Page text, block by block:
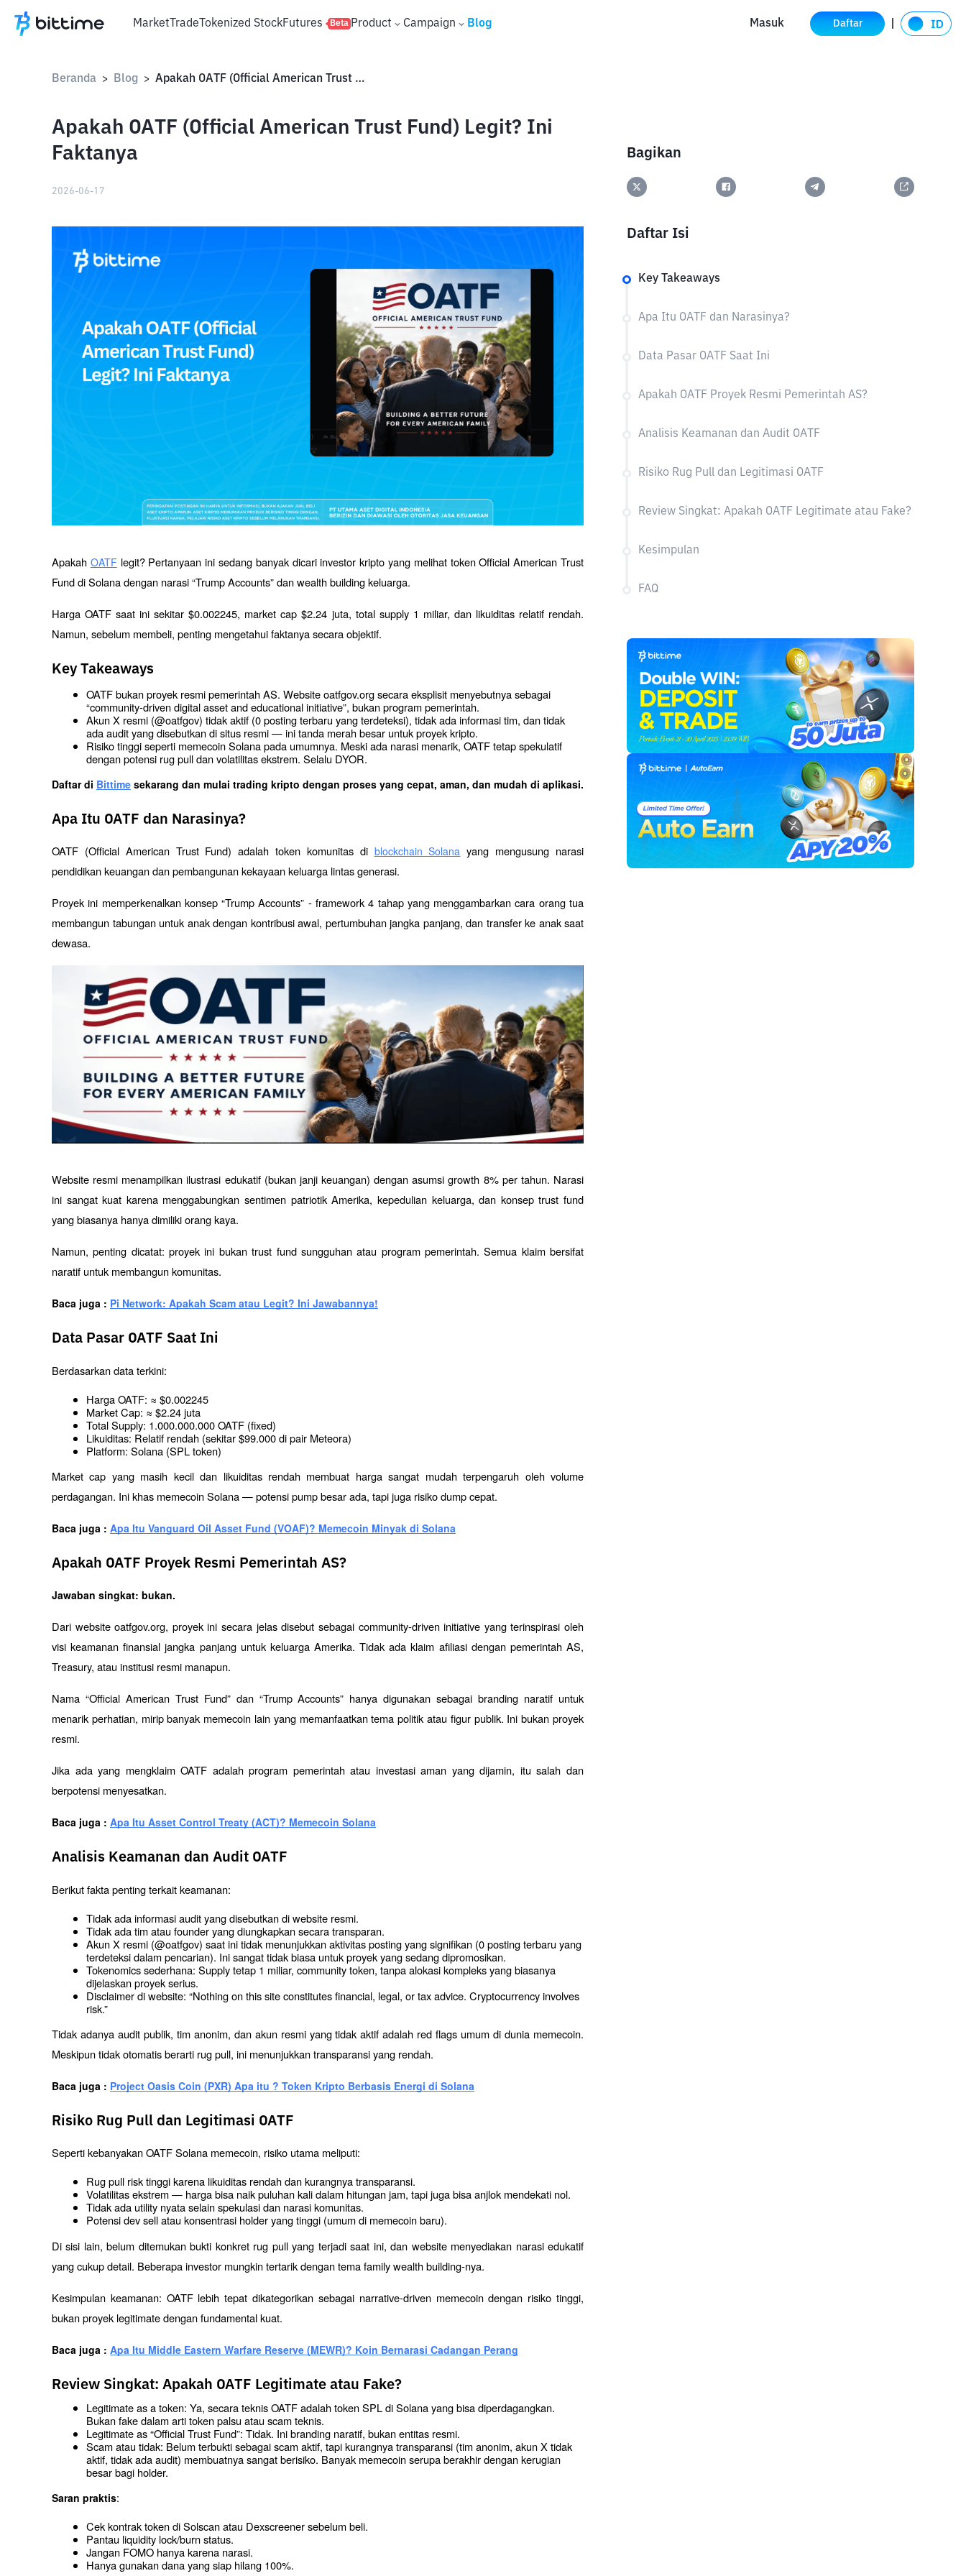
MarketTradeTokenized StockFutures Beta Product Campaign Blog Masuk Daftar
Beranda > Blog > Apakah OATF (Official American Trust Fund) Legit? Ini Faktanya
Apakah OATF (Official American Trust Fund) Legit? Ini
Faktanya
2026-06-17
Apakah OATF legit? Pertanyaan ini sedang banyak dicari investor kripto yang melihat token Official American Trust
Fund di Solana dengan narasi “Trump Accounts” dan wealth building keluarga.
Harga OATF saat ini sekitar $0.002245, market cap $2.24 juta, total supply 1 miliar, dan likuiditas relatif rendah.
Namun, sebelum membeli, penting mengetahui faktanya secara objektif.
Key Takeaways
OATF bukan proyek resmi pemerintah AS. Website oatfgov.org secara eksplisit menyebutnya sebagai
“community-driven digital asset and educational initiative”, bukan program pemerintah.
Akun X resmi (@oatfgov) tidak aktif (0 posting terbaru yang terdeteksi), tidak ada informasi tim, dan tidak
ada audit yang disebutkan di situs resmi — ini tanda merah besar untuk proyek kripto.
Risiko tinggi seperti memecoin Solana pada umumnya. Meski ada narasi menarik, OATF tetap spekulatif
dengan potensi rug pull dan volatilitas ekstrem. Selalu DYOR.
Daftar di Bittime sekarang dan mulai trading kripto dengan proses yang cepat, aman, dan mudah di aplikasi.
Apa Itu OATF dan Narasinya?
OATF (Official American Trust Fund) adalah token komunitas di blockchain Solana yang mengusung narasi
pendidikan keuangan dan pembangunan kekayaan keluarga lintas generasi.
Proyek ini memperkenalkan konsep “Trump Accounts” - framework 4 tahap yang menggambarkan cara orang tua
membangun tabungan untuk anak dengan kontribusi awal, pertumbuhan jangka panjang, dan transfer ke anak saat
dewasa.
Website resmi menampilkan ilustrasi edukatif (bukan janji keuangan) dengan asumsi growth 8% per tahun. Narasi
ini sangat kuat karena menggabungkan sentimen patriotik Amerika, kepedulian keluarga, dan konsep trust fund
yang biasanya hanya dimiliki orang kaya.
Namun, penting dicatat: proyek ini bukan trust fund sungguhan atau program pemerintah. Semua klaim bersifat
naratif untuk membangun komunitas.
Baca juga : Pi Network: Apakah Scam atau Legit? Ini Jawabannya!
Data Pasar OATF Saat Ini
Berdasarkan data terkini:
Harga OATF: ≈ $0.002245
Market Cap: ≈ $2.24 juta
Total Supply: 1.000.000.000 OATF (fixed)
Likuiditas: Relatif rendah (sekitar $99.000 di pair Meteora)
Platform: Solana (SPL token)
Market cap yang masih kecil dan likuiditas rendah membuat harga sangat mudah terpengaruh oleh volume
perdagangan. Ini khas memecoin Solana — potensi pump besar ada, tapi juga risiko dump cepat.
Baca juga : Apa Itu Vanguard Oil Asset Fund (VOAF)? Memecoin Minyak di Solana
Apakah OATF Proyek Resmi Pemerintah AS?
Jawaban singkat: bukan.
Dari website oatfgov.org, proyek ini secara jelas disebut sebagai community-driven initiative yang terinspirasi oleh
visi keamanan finansial jangka panjang untuk keluarga Amerika. Tidak ada klaim afiliasi dengan pemerintah AS,
Treasury, atau institusi resmi manapun.
Nama “Official American Trust Fund” dan “Trump Accounts” hanya digunakan sebagai branding naratif untuk
menarik perhatian, mirip banyak memecoin lain yang memanfaatkan tema politik atau figur publik. Ini bukan proyek
resmi.
Jika ada yang mengklaim OATF adalah program pemerintah atau investasi aman yang dijamin, itu salah dan
berpotensi menyesatkan.
Baca juga : Apa Itu Asset Control Treaty (ACT)? Memecoin Solana
Analisis Keamanan dan Audit OATF
Berikut fakta penting terkait keamanan:
Tidak ada informasi audit yang disebutkan di website resmi.
Tidak ada tim atau founder yang diungkapkan secara transparan.
Akun X resmi (@oatfgov) saat ini tidak menunjukkan aktivitas posting yang signifikan (0 posting terbaru yang
terdeteksi dalam pencarian). Ini sangat tidak biasa untuk proyek yang sedang dipromosikan.
Tokenomics sederhana: Supply tetap 1 miliar, community token, tanpa alokasi kompleks yang biasanya
dijelaskan proyek serius.
Disclaimer di website: “Nothing on this site constitutes financial, legal, or tax advice. Cryptocurrency involves
risk.”
Tidak adanya audit publik, tim anonim, dan akun resmi yang tidak aktif adalah red flags umum di dunia memecoin.
Meskipun tidak otomatis berarti rug pull, ini menunjukkan transparansi yang rendah.
Baca juga : Project Oasis Coin (PXR) Apa itu ? Token Kripto Berbasis Energi di Solana
Risiko Rug Pull dan Legitimasi OATF
Seperti kebanyakan OATF Solana memecoin, risiko utama meliputi:
Rug pull risk tinggi karena likuiditas rendah dan kurangnya transparansi.
Volatilitas ekstrem — harga bisa naik puluhan kali dalam hitungan jam, tapi juga bisa anjlok mendekati nol.
Tidak ada utility nyata selain spekulasi dan narasi komunitas.
Potensi dev sell atau konsentrasi holder yang tinggi (umum di memecoin baru).
Di sisi lain, belum ditemukan bukti konkret rug pull yang terjadi saat ini, dan website menyediakan narasi edukatif
yang cukup detail. Beberapa investor mungkin tertarik dengan tema family wealth building-nya.
Kesimpulan keamanan: OATF lebih tepat dikategorikan sebagai narrative-driven memecoin dengan risiko tinggi,
bukan proyek legitimate dengan fundamental kuat.
Baca juga : Apa Itu Middle Eastern Warfare Reserve (MEWR)? Koin Bernarasi Cadangan Perang
Review Singkat: Apakah OATF Legitimate atau Fake?
Legitimate as a token: Ya, secara teknis OATF adalah token SPL di Solana yang bisa diperdagangkan.
Bukan fake dalam arti token palsu atau scam teknis.
Legitimate as “Official Trust Fund”: Tidak. Ini branding naratif, bukan entitas resmi.
Scam atau tidak: Belum terbukti sebagai scam aktif, tapi kurangnya transparansi (tim anonim, akun X tidak
aktif, tidak ada audit) membuatnya sangat berisiko. Banyak memecoin serupa berakhir dengan kerugian
besar bagi holder.
Saran praktis:
Cek kontrak token di Solscan atau Dexscreener sebelum beli.
Pantau liquidity lock/burn status.
Jangan FOMO hanya karena narasi.
Hanya gunakan dana yang siap hilang 100%.
Bagikan
Daftar Isi
Key Takeaways
Apa Itu OATF dan Narasinya?
Data Pasar OATF Saat Ini
Apakah OATF Proyek Resmi Pemerintah AS?
Analisis Keamanan dan Audit OATF
Risiko Rug Pull dan Legitimasi OATF
Review Singkat: Apakah OATF Legitimate atau Fake?
Kesimpulan
FAQ